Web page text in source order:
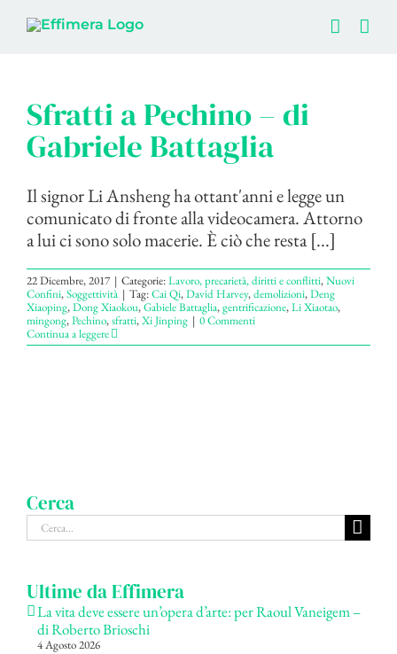
Sfratti a Pechino – di
Gabriele Battaglia
Il signor Li Ansheng ha ottant'anni e legge un
comunicato di fronte alla videocamera. Attorno
a lui ci sono solo macerie. È ciò che resta [...]
22 Dicembre, 2017 | Categorie:Lavoro, precarietà, diritti e conflitti,Nuovi
Confini,Soggettività | Tag:Cai Qi,David Harvey,demolizioni,Deng
Xiaoping,Dong Xiaokou,Gabiele Battaglia,gentrificazione,Li Xiaotao,
mingong,Pechino,sfratti,Xi Jinping | 0 Commenti
Continua a leggere
Cerca
Cerca
per:
Ultime da Effimera
La vita deve essere un’opera d’arte: per Raoul Vaneigem –
di Roberto Brioschi
4 Agosto 2026